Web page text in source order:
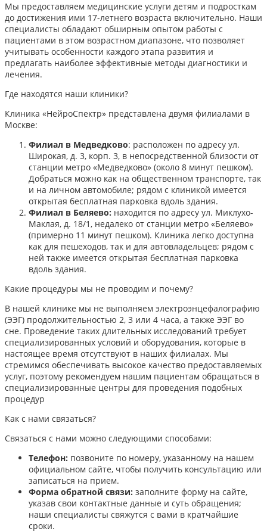
Мы предоставляем медицинские услуги детям и подросткам
до достижения ими 17-летнего возраста включительно. Наши
специалисты обладают обширным опытом работы с
пациентами в этом возрастном диапазоне, что позволяет
учитывать особенности каждого этапа развития и
предлагать наиболее эффективные методы диагностики и
лечения.​
Где находятся наши клиники?
Клиника «НейроСпектр» представлена двумя филиалами в
Москве:​
Филиал в Медведково: расположен по адресу ул.
Широкая, д. 3, корп. 3, в непосредственной близости от
станции метро «Медведково» (около 8 минут пешком).
Добраться можно как на общественном транспорте, так
и на личном автомобиле; рядом с клиникой имеется
открытая бесплатная парковка вдоль здания.
Филиал в Беляево: находится по адресу ул. Миклухо-
Маклая, д. 18/1, недалеко от станции метро «Беляево»
(примерно 11 минут пешком). Клиника легко доступна
как для пешеходов, так и для автовладельцев; рядом с
ней также имеется открытая бесплатная парковка
вдоль здания.
Какие процедуры мы не проводим и почему?
В нашей клинике мы не выполняем электроэнцефалографию
(ЭЭГ) продолжительностью 2, 3 или 4 часа, а также ЭЭГ во
сне. Проведение таких длительных исследований требует
специализированных условий и оборудования, которые в
настоящее время отсутствуют в наших филиалах. Мы
стремимся обеспечивать высокое качество предоставляемых
услуг, поэтому рекомендуем нашим пациентам обращаться в
специализированные центры для проведения подобных
процедур
Как с нами связаться?
Связаться с нами можно следующими способами:​
Телефон: позвоните по номеру, указанному на нашем
официальном сайте, чтобы получить консультацию или
записаться на прием.​
Форма обратной связи: заполните форму на сайте,
указав свои контактные данные и суть обращения;
наши специалисты свяжутся с вами в кратчайшие
сроки.​